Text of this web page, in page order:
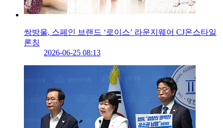
쌍방울, 스페인 브랜드 ‘로이스’ 라운지웨어 CJ온스타일
론칭
2026-06-25 08:13